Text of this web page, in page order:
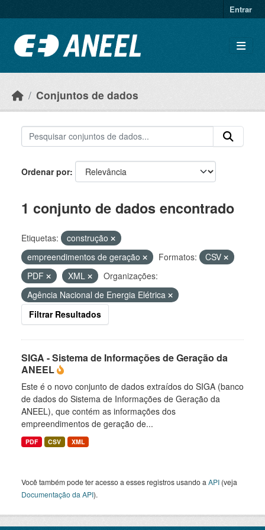
Entrar
Conjuntos de dados
Ordenar por
1 conjunto de dados encontrado
Etiquetas:
construção
empreendimentos de geração
Formatos:
CSV
PDF
XML
Organizações:
Agência Nacional de Energia Elétrica
Filtrar Resultados
SIGA - Sistema de Informações de Geração da
ANEEL
Este é o novo conjunto de dados extraídos do SIGA (banco
de dados do Sistema de Informações de Geração da
ANEEL), que contém as informações dos
empreendimentos de geração de...
PDF CSV XML
Você também pode ter acesso a esses registros usando a API (veja
Documentação da API).